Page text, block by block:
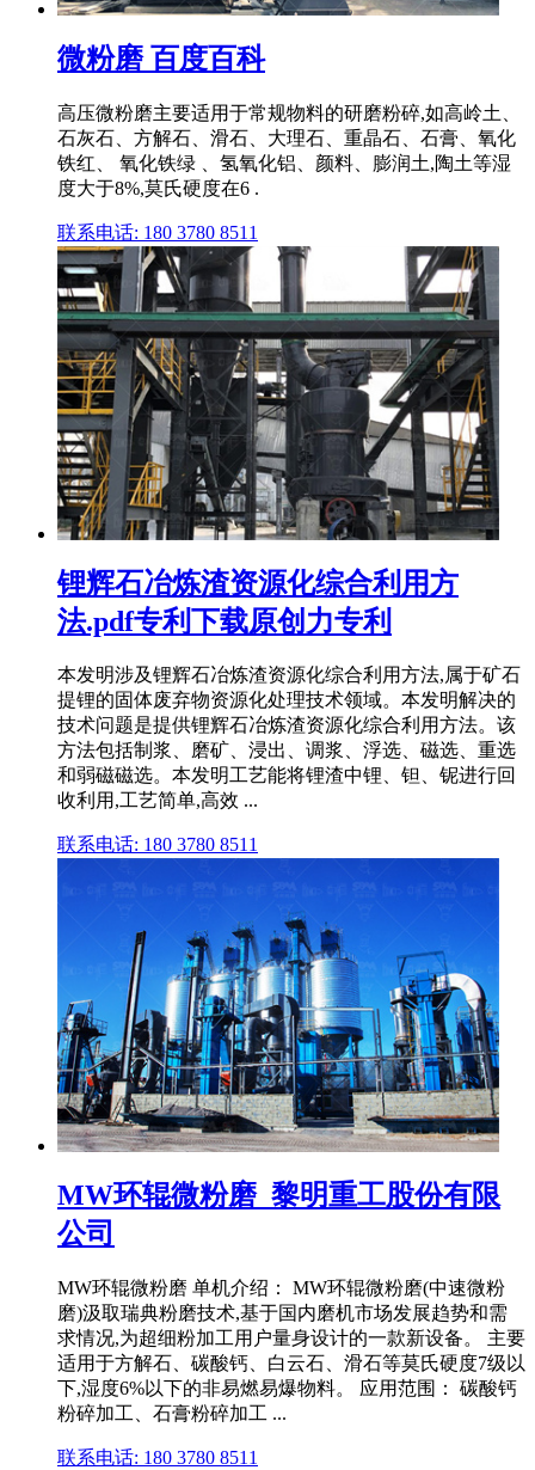
微粉磨 百度百科
高压微粉磨主要适用于常规物料的研磨粉碎,如高岭土、
石灰石、方解石、滑石、大理石、重晶石、石膏、氧化
铁红、 氧化铁绿 、氢氧化铝、颜料、膨润土,陶土等湿
度大于8%,莫氏硬度在6 .
联系电话: 180 3780 8511
锂辉石冶炼渣资源化综合利用方
法.pdf专利下载原创力专利
本发明涉及锂辉石冶炼渣资源化综合利用方法,属于矿石
提锂的固体废弃物资源化处理技术领域。本发明解决的
技术问题是提供锂辉石冶炼渣资源化综合利用方法。该
方法包括制浆、磨矿、浸出、调浆、浮选、磁选、重选
和弱磁磁选。本发明工艺能将锂渣中锂、钽、铌进行回
收利用,工艺简单,高效 ...
联系电话: 180 3780 8511
MW环辊微粉磨_黎明重工股份有限
公司
MW环辊微粉磨 单机介绍： MW环辊微粉磨(中速微粉
磨)汲取瑞典粉磨技术,基于国内磨机市场发展趋势和需
求情况,为超细粉加工用户量身设计的一款新设备。 主要
适用于方解石、碳酸钙、白云石、滑石等莫氏硬度7级以
下,湿度6%以下的非易燃易爆物料。 应用范围： 碳酸钙
粉碎加工、石膏粉碎加工 ...
联系电话: 180 3780 8511